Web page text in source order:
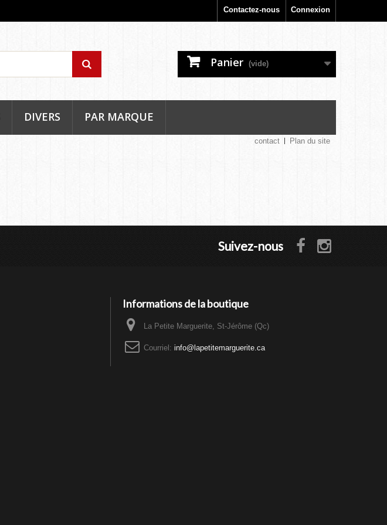
Connexion
Contactez-nous
Panier (vide)
DIVERS PAR MARQUE
contact Plan du site
Suivez-nous
Informations de la boutique
La Petite Marguerite, St-Jérôme (Qc)
Courriel: info@lapetitemarguerite.ca